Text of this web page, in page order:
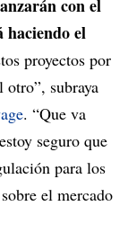
con el
haciendo el
proyectos por
otro”, subraya
. “Que va
seguro que
para los
el mercado